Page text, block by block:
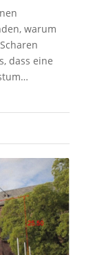
warum
dass eine